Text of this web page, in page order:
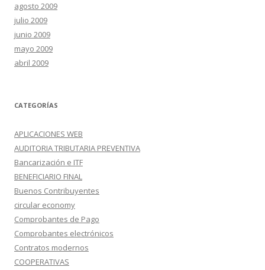
agosto 2009
julio 2009
junio 2009
mayo 2009
abril 2009
CATEGORÍAS
APLICACIONES WEB
AUDITORIA TRIBUTARIA PREVENTIVA
Bancarización e ITF
BENEFICIARIO FINAL
Buenos Contribuyentes
circular economy
Comprobantes de Pago
Comprobantes electrónicos
Contratos modernos
COOPERATIVAS